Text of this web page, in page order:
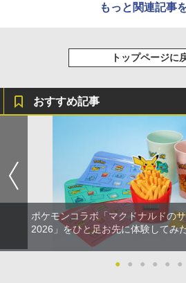
もっと関連記事
トップページに
おすすめ記事
ポケモンコラボ「マクドナルドの
2026」をひと足お先に体験してみ
● ● ● ● ● ●